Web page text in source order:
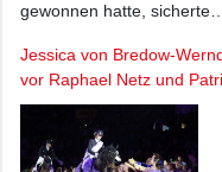
gewonnen hatte,
Jessica von Bredow-
vor Raphael Netz und